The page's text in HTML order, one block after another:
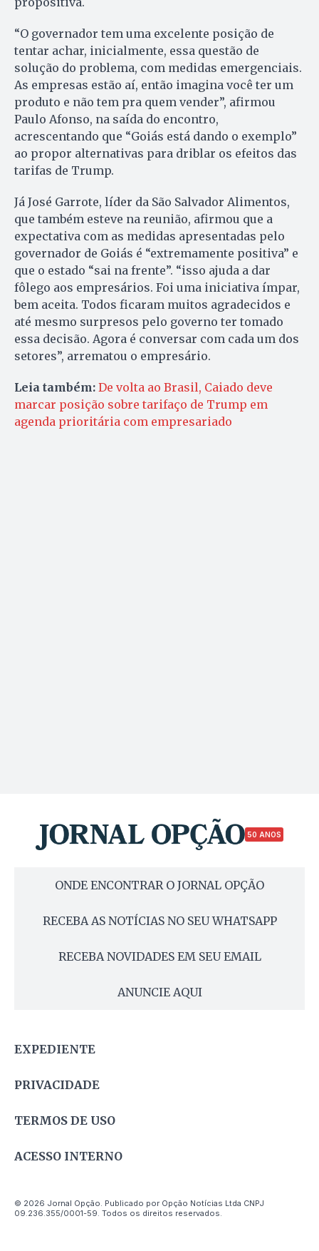
“O governador tem uma excelente posição de
tentar achar, inicialmente, essa questão de
solução do problema, com medidas emergenciais.
As empresas estão aí, então imagina você ter um
produto e não tem pra quem vender”, afirmou
Paulo Afonso, na saída do encontro,
acrescentando que “Goiás está dando o exemplo”
ao propor alternativas para driblar os efeitos das
tarifas de Trump.
Já José Garrote, líder da São Salvador Alimentos,
que também esteve na reunião, afirmou que a
expectativa com as medidas apresentadas pelo
governador de Goiás é “extremamente positiva” e
que o estado “sai na frente”. “isso ajuda a dar
fôlego aos empresários. Foi uma iniciativa ímpar,
bem aceita. Todos ficaram muitos agradecidos e
até mesmo surpresos pelo governo ter tomado
essa decisão. Agora é conversar com cada um dos
setores”, arrematou o empresário.
Leia também: De volta ao Brasil, Caiado deve
marcar posição sobre tarifaço de Trump em
agenda prioritária com empresariado
50 ANOS
ONDE ENCONTRAR O JORNAL OPÇÃO
RECEBA AS NOTÍCIAS NO SEU WHATSAPP
RECEBA NOVIDADES EM SEU EMAIL
ANUNCIE AQUI
EXPEDIENTE
PRIVACIDADE
TERMOS DE USO
ACESSO INTERNO
© 2026 Jornal Opção. Publicado por Opção Notícias Ltda CNPJ
09.236.355/0001-59. Todos os direitos reservados.